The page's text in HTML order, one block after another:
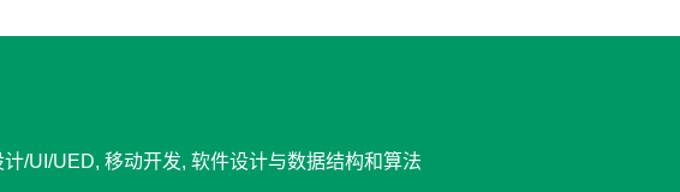
/UI/UED, 移动开发, 软件设计与数据结构和算法